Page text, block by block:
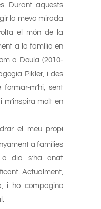
Durant aquests
la meva mirada
el món de la
a la família en
a Doula (2010-
Pikler, i des
m’hi, sent
m’inspira molt en
el meu propi
a famílies
a dia s’ha anat
Actualment,
i ho compagino